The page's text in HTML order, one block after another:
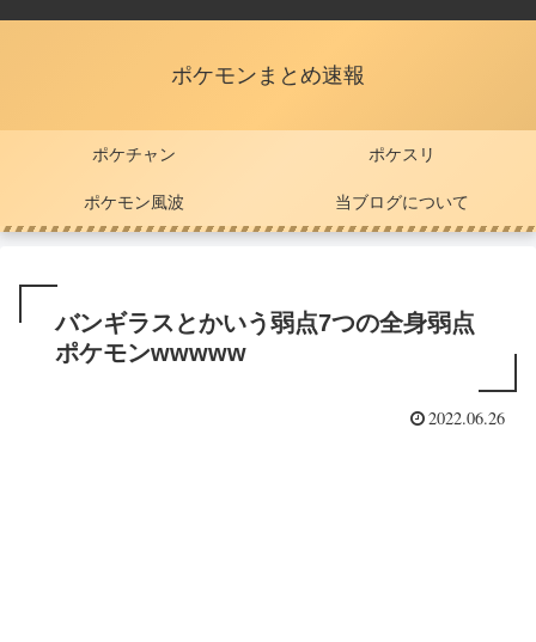
ポケモンまとめ速報
ポケチャン ポケスリ
ポケモン風波 当ブログについて
バンギラスとかいう弱点7つの全身弱点
ポケモンwwwww
2022.06.26